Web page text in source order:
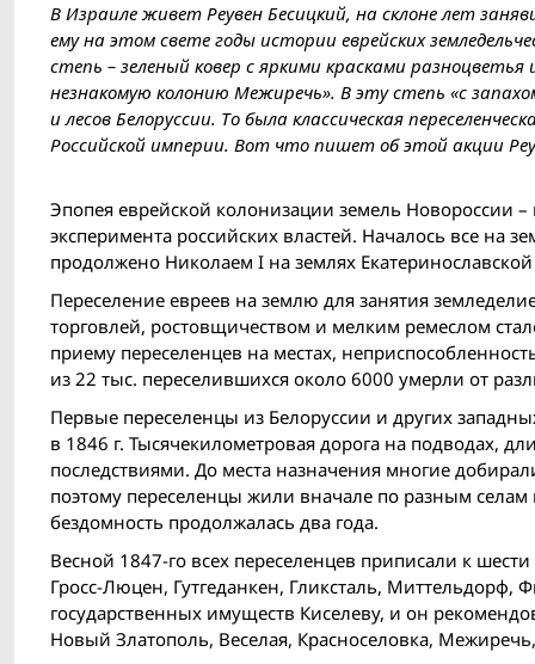
В Израиле живет Реувен Бесицкий, на склоне лет
ему на этом свете годы истории еврейских
степь – зеленый ковер с яркими красками
незнакомую колонию Межиречь». В эту степь «с
и лесов Белоруссии. То была классическая
Российской империи. Вот что пишет об этой акции
Эпопея еврейской колонизации земель Новороссии
эксперимента российских властей. Началось все на
продолжено Николаем I на землях
Переселение евреев на землю для занятия
торговлей, ростовщичеством и мелким ремеслом
приему переселенцев на местах,
из 22 тыс. переселившихся около 6000 умерли от
Первые переселенцы из Белоруссии и других
в 1846 г. Тысячекилометровая дорога на подводах,
последствиями. До места назначения многие
поэтому переселенцы жили вначале по разным селам
бездомность продолжалась два года.
Весной 1847-го всех переселенцев приписали к
Гросс-Люцен, Гутгеданкен, Гликсталь,
государственных имуществ Киселеву, и он
Новый Златополь, Веселая, Красноселовка,